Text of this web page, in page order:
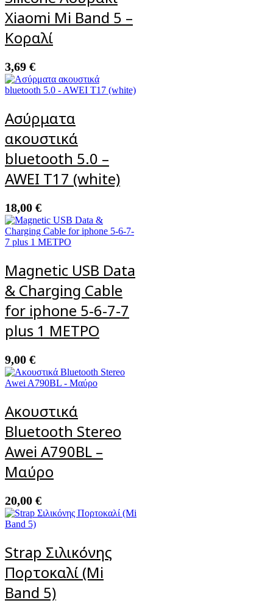
Xiaomi Mi Band 5 –
Κοραλί
3,69 €
Ασύρματα
ακουστικά
bluetooth 5.0 –
AWEI T17 (white)
18,00 €
Magnetic USB Data
& Charging Cable
for iphone 5-6-7-7
plus 1 ΜΕΤΡΟ
9,00 €
Ακουστικά
Bluetooth Stereo
Awei A790BL –
Μαύρο
20,00 €
Strap Σιλικόνης
Πορτοκαλί (Mi
Band 5)